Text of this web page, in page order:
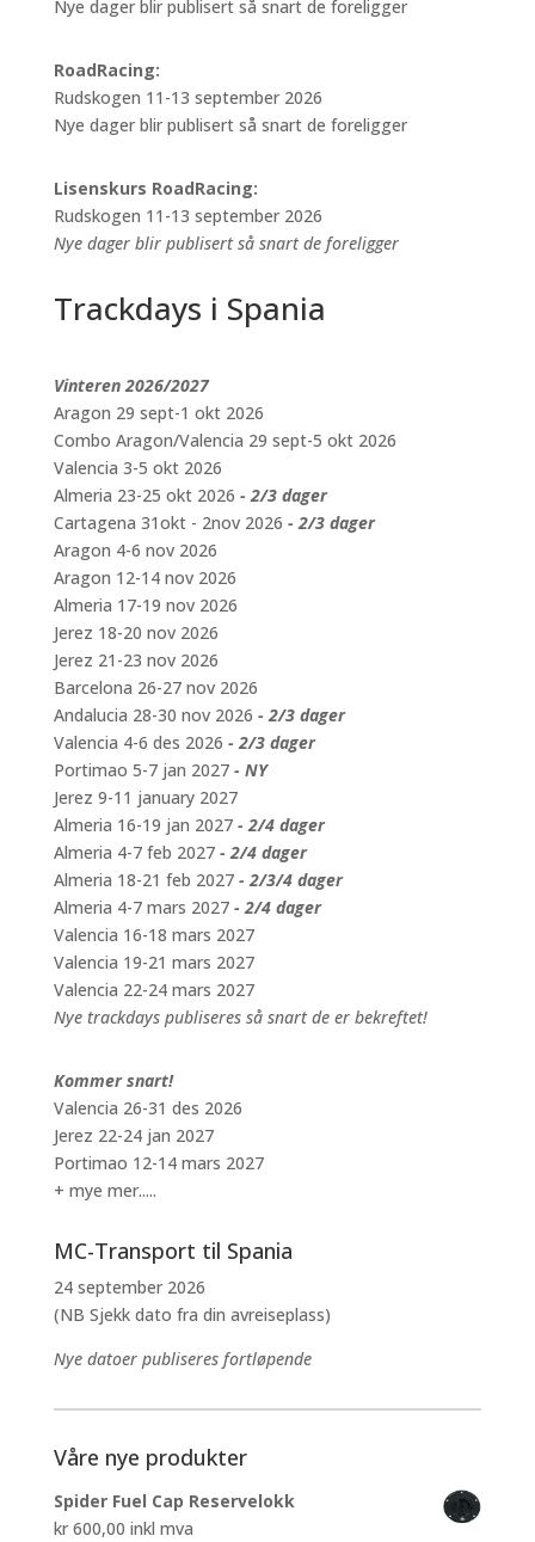
Nye dager blir publisert så snart de foreligger
RoadRacing:
Rudskogen 11-13 september 2026
Nye dager blir publisert så snart de foreligger
Lisenskurs RoadRacing:
Rudskogen 11-13 september 2026
Nye dager blir publisert så snart de foreligger
Trackdays i Spania
Vinteren 2026/2027
Aragon 29 sept-1 okt 2026
Combo Aragon/Valencia 29 sept-5 okt 2026
Valencia 3-5 okt 2026
Almeria 23-25 okt 2026 - 2/3 dager
Cartagena 31okt - 2nov 2026 - 2/3 dager
Aragon 4-6 nov 2026
Aragon 12-14 nov 2026
Almeria 17-19 nov 2026
Jerez 18-20 nov 2026
Jerez 21-23 nov 2026
Barcelona 26-27 nov 2026
Andalucia 28-30 nov 2026 - 2/3 dager
Valencia 4-6 des 2026 - 2/3 dager
Portimao 5-7 jan 2027 - NY
Jerez 9-11 january 2027
Almeria 16-19 jan 2027 - 2/4 dager
Almeria 4-7 feb 2027 - 2/4 dager
Almeria 18-21 feb 2027 - 2/3/4 dager
Almeria 4-7 mars 2027 - 2/4 dager
Valencia 16-18 mars 2027
Valencia 19-21 mars 2027
Valencia 22-24 mars 2027
Nye trackdays publiseres så snart de er bekreftet!
Kommer snart!
Valencia 26-31 des 2026
Jerez 22-24 jan 2027
Portimao 12-14 mars 2027
+ mye mer.....
MC-Transport til Spania
24 september 2026
(NB Sjekk dato fra din avreiseplass)
Nye datoer publiseres fortløpende
Våre nye produkter
Spider Fuel Cap Reservelokk
kr600,00 inkl mva